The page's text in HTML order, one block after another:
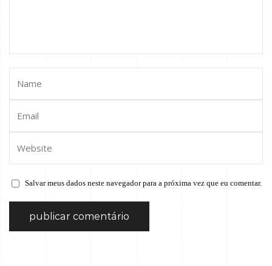
Salvar meus dados neste navegador para a próxima vez que eu comentar.